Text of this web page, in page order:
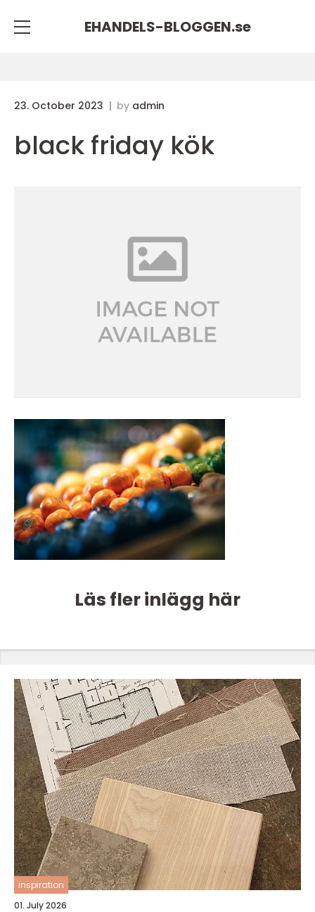
EHANDELS-BLOGGEN.se
23. October 2023 by admin
black friday kök
Läs fler inlägg här
inspiration
01. July 2026